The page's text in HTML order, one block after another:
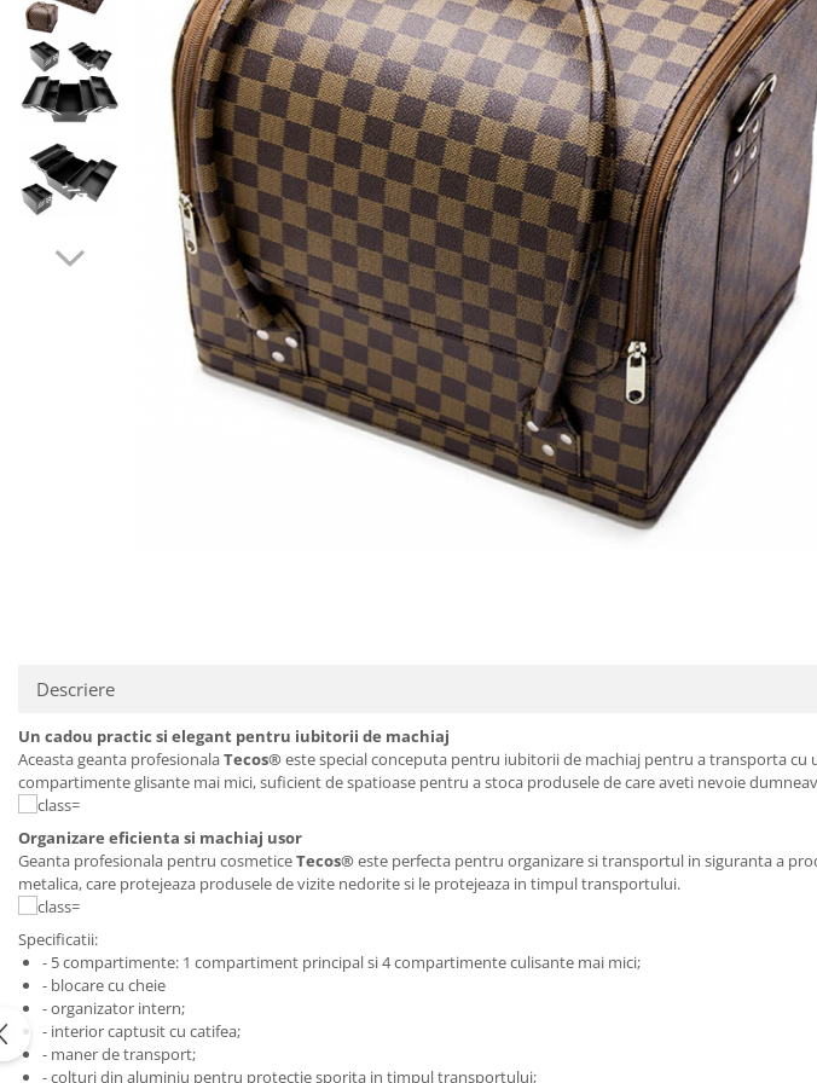
Descriere
Un cadou practic si elegant pentru iubitorii de machiaj
Aceasta geanta profesionalaTecos®este special conceputa pentru iubitorii de machiaj pentru a transporta
compartimente glisante mai mici, suficient de spatioase pentru a stoca produsele de care aveti nevoie
Organizare eficienta si machiaj usor
Geanta profesionala pentru cosmeticeTecos®este perfecta pentru organizare si transportul in siguranta a
metalica, care protejeaza produsele de vizite nedorite si le protejeaza in timpul transportului.
Specificatii:
- 5 compartimente: 1 compartiment principal si 4 compartimente culisante mai mici;
- blocare cu cheie
- organizator intern;
- interior captusit cu catifea;
- maner de transport;
- colturi din aluminiu pentru protectie sporita in timpul transportului;